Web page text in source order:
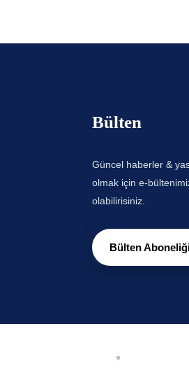
Bülten
Güncel haberler &
olmak için e-
olabilirisiniz.
Bülten Aboneliği